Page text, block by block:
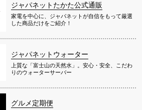
ジャパネットたかた公式通販
家電を中心に、ジャパネットが自信をもって厳選
した商品だけをご紹介！
ジャパネットウォーター
上質な「富士山の天然水」。安心・安全、こだわ
りのウォーターサーバー
グルメ定期便